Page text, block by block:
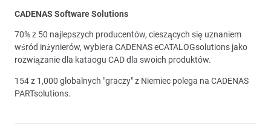
CADENAS Software Solutions
70% z 50 najlepszych producentów, cieszących się uznaniem
wśród inżynierów, wybiera CADENAS eCATALOGsolutions jako
rozwiązanie dla kataogu CAD dla swoich produktów.
154 z 1,000 globalnych "graczy" z Niemiec polega na CADENAS
PARTsolutions.